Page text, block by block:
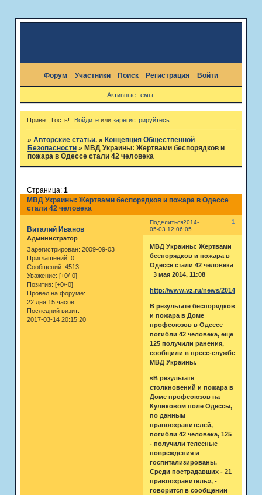
Форум Участники Поиск Регистрация Войти
Активные темы
Привет, Гость! Войдите илизарегистрируйтесь
» Авторские статьи. » Концепция Общественной
Безопасности » МВД Украины: Жертвами беспорядков и
пожара в Одессе стали 42 человека
МВД Украины: Жертвами беспорядков и пожара в Одессе
стали 42 человека
Страница: 1
Поделиться 1
2014-
05-03 12:06:05
Виталий Иванов
Администратор
Зарегистрирован: 2009-09-03
Приглашений: 0
Сообщений: 4513
Уважение: [+0/-0]
Позитив: [+0/-0]
Провел на форуме:
22 дня 15 часов
Последний визит:
2017-03-14 20:15:20
МВД Украины: Жертвами
беспорядков и пожара в
Одессе стали 42 человека
3 мая 2014, 11:08
http://www.vz.ru/news/2014/5/3/
В результате беспорядков
и пожара в Доме
профсоюзов в Одессе
погибли 42 человека, еще
125 получили ранения,
сообщили в пресс-службе
МВД Украины.
«В результате
столкновений и пожара в
Доме профсоюзов на
Куликовом поле Одессы,
по данным
правоохранителей,
погибли 42 человека, 125
- получили телесные
повреждения и
госпитализированы.
Среди пострадавших - 21
правоохранитель», -
говорится в сообщении